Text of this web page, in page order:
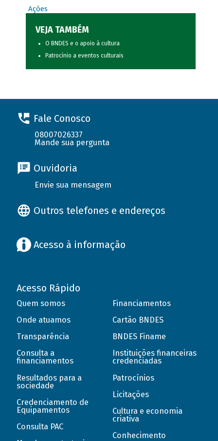
Ações
VEJA TAMBÉM
O BNDES e o apoio à cultura
Patrocínio a eventos culturais
Fale Conosco
08007026337
Mande sua pergunta
Ouvidoria
Envie sua mensagem
Outros telefones e endereços
Acesso à informação
Acesso Rápido
Quem somos
Onde atuamos
Transparência
Consulta a
financiamentos
Resultados para a
sociedade
Credenciamento de
Equipamentos
Consulta PAC
Financiamentos
Cartão BNDES
BNDES Finame
Instituições financeiras
credenciadas
Patrocínios
Licitações
Cultura e economia
criativa
Conhecimento